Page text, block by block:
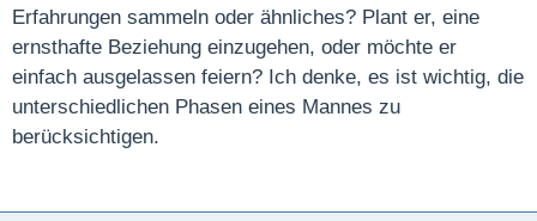
Erfahrungen sammeln oder ähnliches? Plant er, eine
ernsthafte Beziehung einzugehen, oder möchte er
einfach ausgelassen feiern? Ich denke, es ist wichtig, die
unterschiedlichen Phasen eines Mannes zu
berücksichtigen.